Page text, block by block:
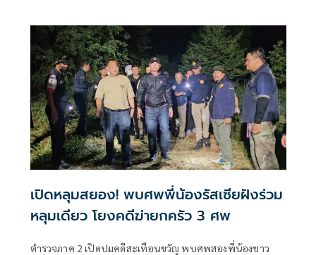
เปิดหลุมสยอง! พบศพพี่น้องรัสเซียฝังร่วม
หลุมเดียว โยงคดีฆ่ายกครัว 3 ศพ
ตำรวจภาค 2 เปิดปมคดีสะเทือนขวัญ พบศพสองพี่น้องชาว